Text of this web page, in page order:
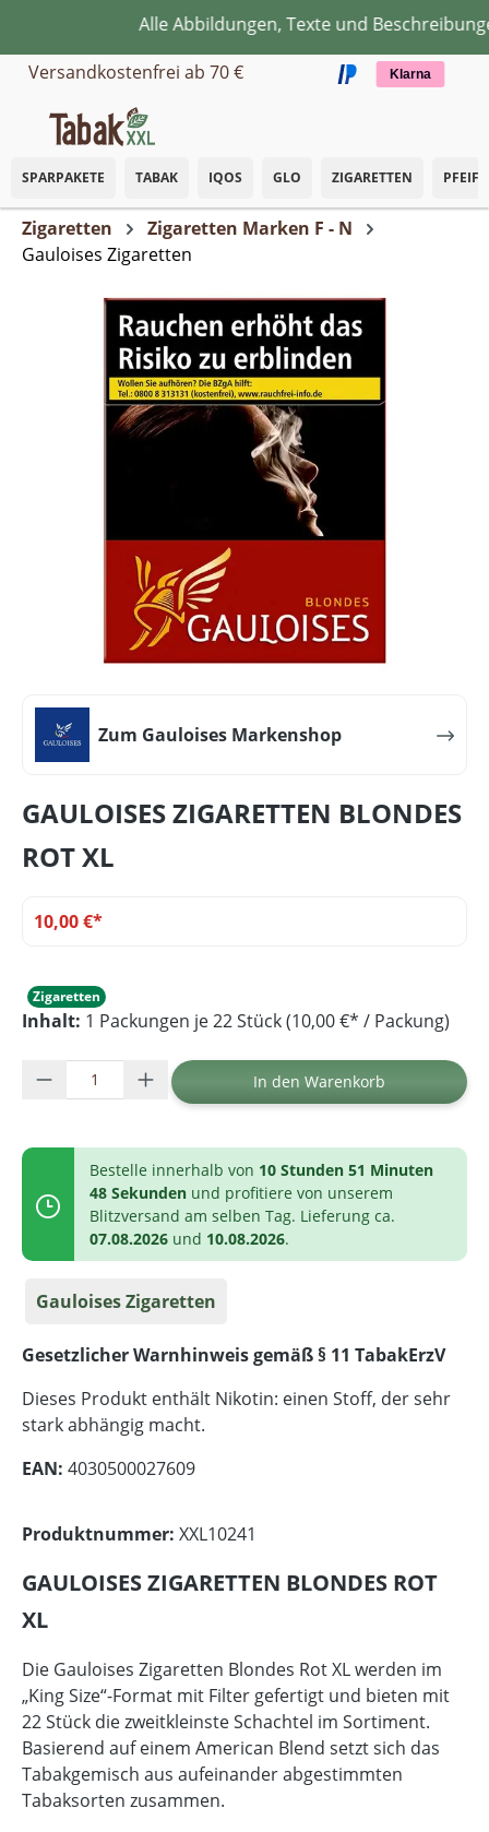
Zum Hauptinhalt springenAlle Abbildungen, Texte und
Versandkostenfrei ab 70 €
Klarna
SPARPAKETE TABAK IQOS GLO ZIGARETTEN
Zigaretten
Zigaretten Marken F - N
Gauloises Zigaretten
Zum Gauloises Markenshop
GAULOISES ZIGARETTEN BLONDES
ROT XL
10,00 €*
Zigaretten
Inhalt: 1 Packungen je 22 Stück (10,00 €* / Packung)
Produkt Anzahl: Gib den gewünschten
In den Warenkorb
Bestelle innerhalb von 10 Stunden 51 Minuten
48 Sekunden und profitiere von unserem
Blitzversand am selben Tag. Lieferung ca.
07.08.2026 und 10.08.2026.
Gauloises Zigaretten
Gesetzlicher Warnhinweis gemäß § 11 TabakErzV
Dieses Produkt enthält Nikotin: einen Stoff, der sehr
stark abhängig macht.
EAN: 4030500027609
Produktnummer: XXL10241
GAULOISES ZIGARETTEN BLONDES ROT
XL
Die Gauloises Zigaretten Blondes Rot XL werden im
„King Size“-Format mit Filter gefertigt und bieten mit
22 Stück die zweitkleinste Schachtel im Sortiment.
Basierend auf einem American Blend setzt sich das
Tabakgemisch aus aufeinander abgestimmten
Tabaksorten zusammen.